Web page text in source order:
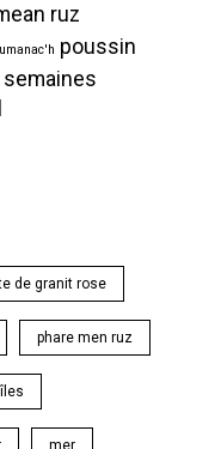
ruz
poussin
de granit rose
phare men ruz
mer